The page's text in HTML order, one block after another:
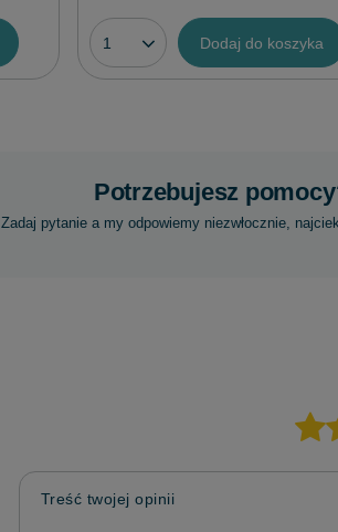
Dodaj do koszyka
Potrzebujesz
Zadaj pytanie a my odpowiemy niezwłocznie,
Treść twojej opinii